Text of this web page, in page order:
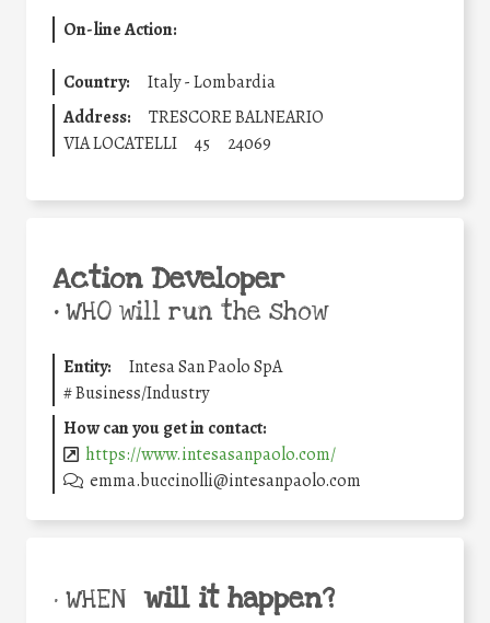
On-line Action:
Country:
Italy - Lombardia
Address:
TRESCORE BALNEARIO
VIA LOCATELLI
45 24069
Action Developer
•WHO will run the show
Entity:
Intesa San Paolo SpA
#Business/Industry
How can you get in contact:
https://www.intesasanpaolo.com/
emma.buccinolli@intesanpaolo.com
• WHEN will it happen?